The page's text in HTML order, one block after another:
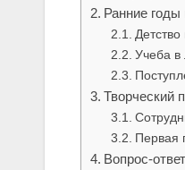
Ранние годы
Учеба в
Творческий
Первая
Вопрос-